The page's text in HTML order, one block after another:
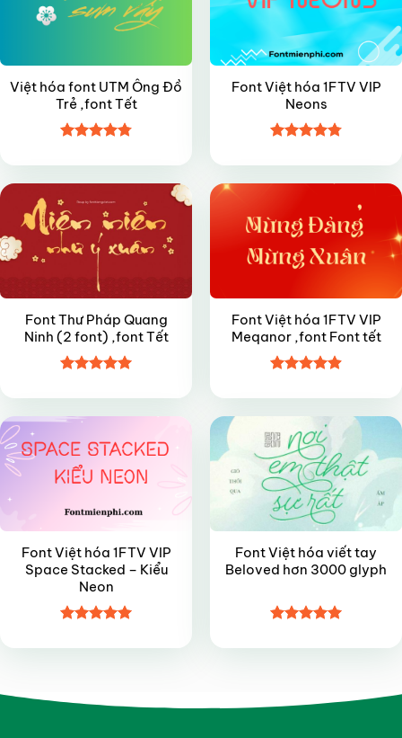
Việt hóa font UTM Ông Đồ
Trẻ ,font Tết
hạng4.85
Font Việt hóa 1FTV VIP
Neons
hạng4.85
Font Thư Pháp Quang
Ninh (2 font) ,font Tết
hạng55
Font Việt hóa 1FTV VIP
Meqanor ,font Font tết
hạng4.95
Font Việt hóa 1FTV VIP
Space Stacked – Kiểu
Neon
hạng55
Font Việt hóa viết tay
Beloved hơn 3000 glyph
hạng55